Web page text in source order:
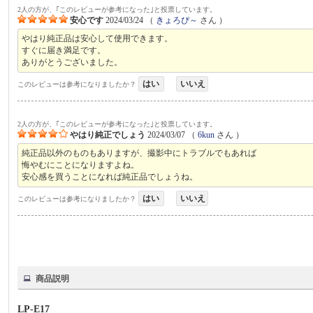
2人の方が、｢このレビューが参考になった｣と投票しています。
安心です 2024/03/24 （ きょろぴ～ さん ）
やはり純正品は安心して使用できます。
すぐに届き満足です。
ありがとうございました。
このレビューは参考になりましたか？ はい いいえ
2人の方が、｢このレビューが参考になった｣と投票しています。
やはり純正でしょう 2024/03/07 （6kun さん ）
純正品以外のものもありますが、撮影中にトラブルでもあれば
悔やむにことになりますよね。
安心感を買うことになれば純正品でしょうね。
このレビューは参考になりましたか？ はい いいえ
商品説明
LP-E17